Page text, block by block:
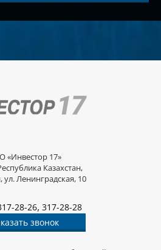
«Инвестор 17»
Казахстан,
ул. Ленинградская, 10
28-26, 317-28-28
звонок